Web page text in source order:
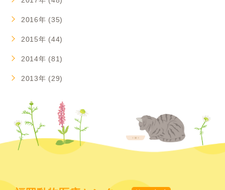
2016年 (35)
2015年 (44)
2014年 (81)
2013年 (29)